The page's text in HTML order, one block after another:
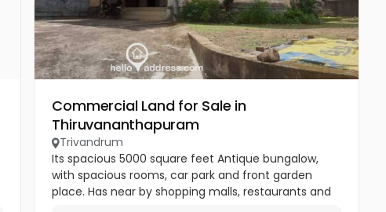
Commercial Land for Sale in
Thiruvananthapuram
Trivandrum
Its spacious 5000 square feet Antique bungalow,
with spacious rooms, car park and front garden
place. Has near by shopping malls, restaurants and